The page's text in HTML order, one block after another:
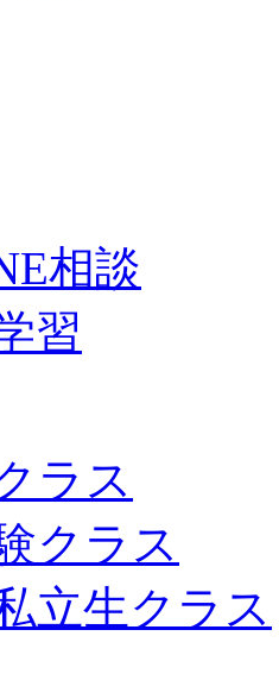
相談
習
ラス
クラス
立生クラス